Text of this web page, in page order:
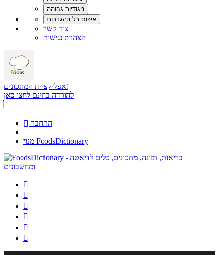
צור קשר
הצהרת נגישות
אפליקציית המתכונים!
להורדה בחינם לחצו כאן
 התחבר
מנוי FoodsDictionary





